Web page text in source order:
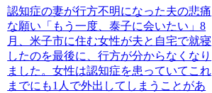
認知症の妻が行方不明になった夫の悲痛
な願い「もう一度、泰子に会いたい」8
月、米子市に住む女性が夫と自宅で就寝
したのを最後に、行方が分からなくなり
ました。女性は認知症を患っていてこれ
までにも1人で外出してしまうことがあ